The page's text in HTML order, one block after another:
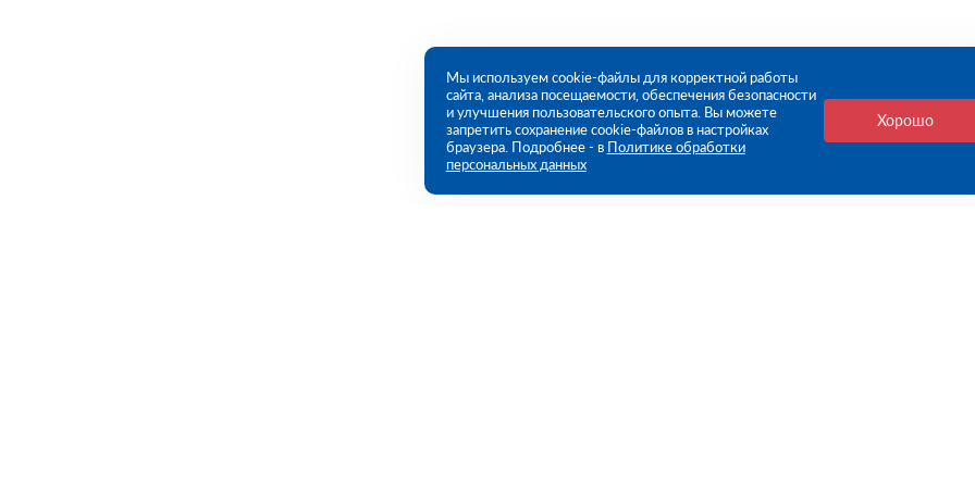
Мы используем cookie-файлы для корректной работы
сайта, анализа посещаемости, обеспечения безопасности
и улучшения пользовательского опыта. Вы можете
запретить сохранение cookie-файлов в настройках
браузера. Подробнее - в Политике обработки
персональных данных
Хорошо